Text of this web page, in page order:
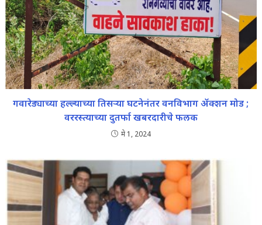
गवारेड्याच्या हल्ल्याच्या तिसऱ्या घटनेनंतर वनविभाग ॲक्शन मोड ;
वररस्त्याच्या दुतर्फा खबरदारीचे फलक
मे 1, 2024